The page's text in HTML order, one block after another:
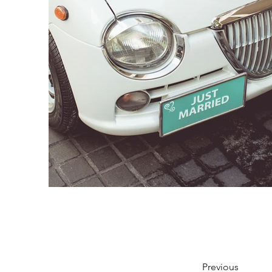
Previous